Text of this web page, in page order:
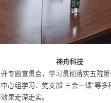
神舟科技
专题宣贯会，学习贯彻落实五院
心组学习、党支部“三会一课”等
果走深走实。